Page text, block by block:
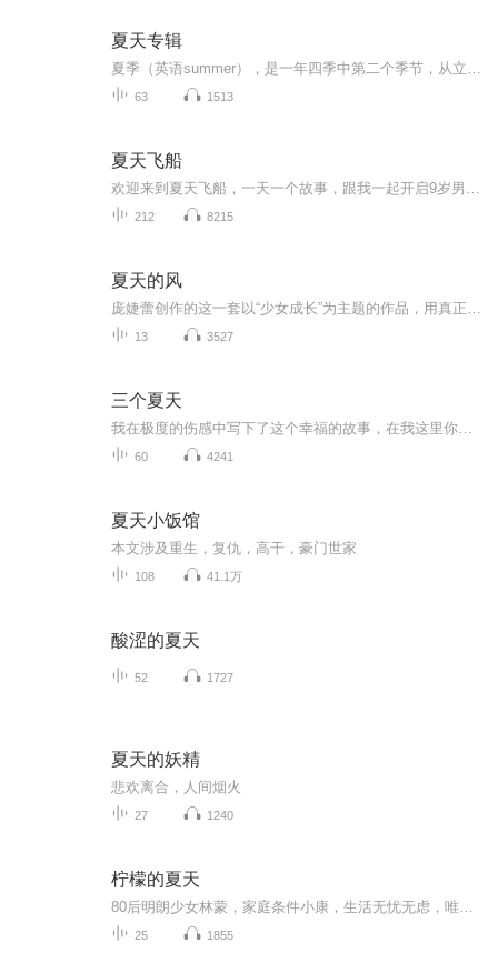
夏天专辑
63 1513
夏天飞船
212 8215
夏天的风
13 3527
三个夏天
60 4241
夏天小饭馆
本文涉及重生，复仇，高干，豪门世家
108 41.1万
酸涩的夏天
52 1727
夏天的妖精
悲欢离合，人间烟火
27 1240
柠檬的夏天
25 1855